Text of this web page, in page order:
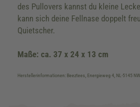
des Pullovers kannst du kleine
kann sich deine Fellnase doppelt
Quietscher.
Maße: ca. 37 x 24 x 13 cm
Herstellerinformationen: Beeztees, Energieweg 4, NL-5145